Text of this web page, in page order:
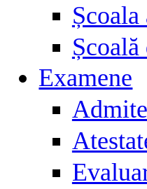
Școală
Examene